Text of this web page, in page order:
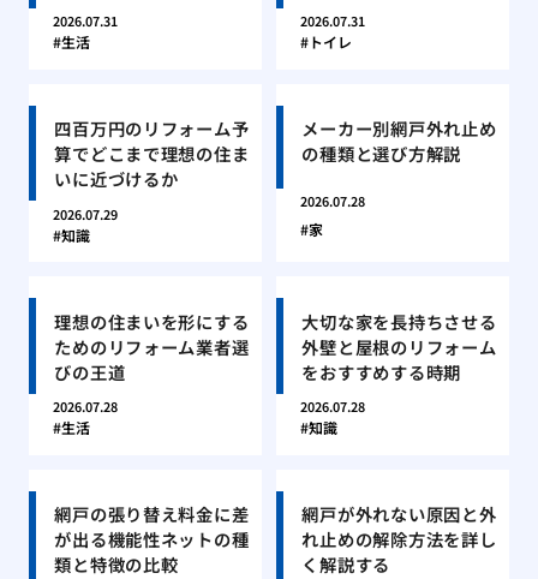
2026.07.31
生活
2026.07.31
トイレ
四百万円のリフォーム予
算でどこまで理想の住ま
いに近づけるか
2026.07.29
知識
メーカー別網戸外れ止め
の種類と選び方解説
2026.07.28
家
理想の住まいを形にする
ためのリフォーム業者選
びの王道
2026.07.28
生活
大切な家を長持ちさせる
外壁と屋根のリフォーム
をおすすめする時期
2026.07.28
知識
網戸の張り替え料金に差
が出る機能性ネットの種
類と特徴の比較
網戸が外れない原因と外
れ止めの解除方法を詳し
く解説する